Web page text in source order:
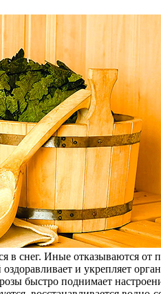
в снег. Иные отказываются
и укрепляет
быстро поднимает